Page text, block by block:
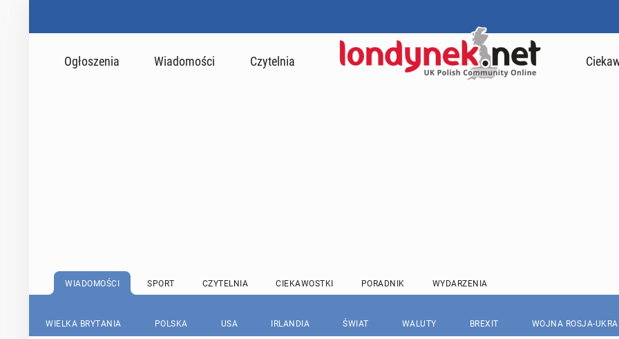
Ogłoszenia Wiadomości Czytelnia
WIADOMOŚCI SPORT CZYTELNIA CIEKAWOSTKI PORADNIK WYDARZENIA
WIELKA BRYTANIA POLSKA USA IRLANDIA ŚWIAT WALUTY BREXIT WOJNA ROSJA-